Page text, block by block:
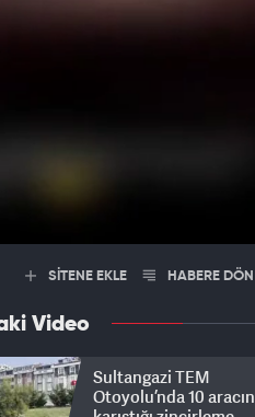
SİTENE EKLE HABERE DÖN
Video
Sultangazi TEM
Otoyolu’nda 10 aracın